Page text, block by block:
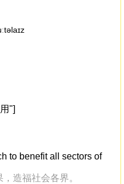
"]
to benefit all sectors of
造福社会各界。